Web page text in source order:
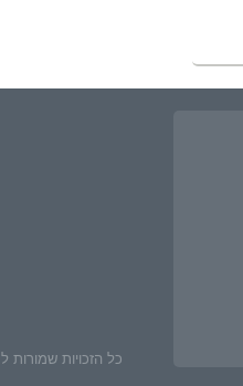
כל הזכויות שמורות ל What2do.il 2004